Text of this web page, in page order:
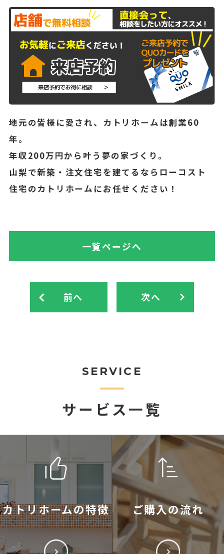
地元の皆様に愛され、カトリホームは創業60
年。
年収200万円から叶う夢の家づくり。
山梨で新築・注文住宅を建てるならローコスト
住宅のカトリホームにお任せください！
前へ
一覧ページへ
次へ
SERVICE
サービス一覧
カトリホームの特徴 ご購入の流れ